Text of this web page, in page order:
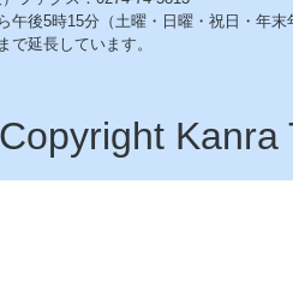
午後5時15分（土曜・日曜・祝日・年末
で延長しています。
Copyright Kanra